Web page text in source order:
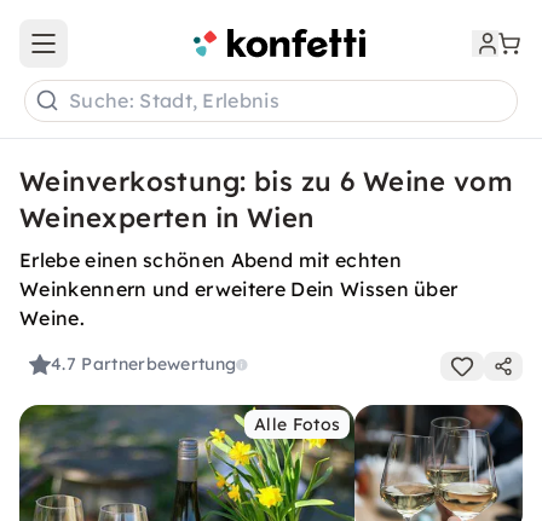
Open main menu
Suche: Stadt, Erlebnis
Weinverkostung: bis zu 6 Weine vom
Weinexperten in Wien
Erlebe einen schönen Abend mit echten
Weinkennern und erweitere Dein Wissen über
Weine.
4.7 Partnerbewertung
Alle Fotos